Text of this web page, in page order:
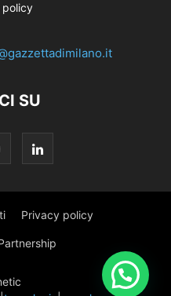
policy
SU
Privacy policy